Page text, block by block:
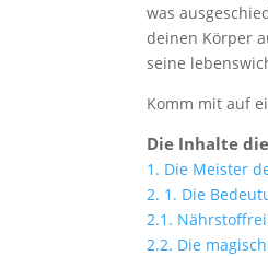
was
deinen Körper
seine
Komm mit auf
Die Inhalte
1. Die Meister
2. 1. Die
2.1.
2.2. Die